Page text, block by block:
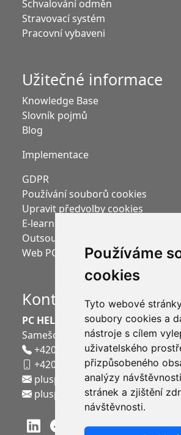
Používáme
cookies
Tyto webové
soubory cookies a
nástroje s cílem
uživatelského
přizpůsobeného
analýzy
stránek a zjištění
návštěvnosti.
Schvalování odměn
Stravovací systém
Pracovní vybaveni
Užitečné informace
Knowledge Base
Slovník pojmů
Blog
Implementace
GDPR
Používání souborů cookies
Upravit předvolby cookies
E-learning Moodle
Outsourcing mezd
Web PC HELP, a.s.
Kontakt
PC HELP, a.s.
Samešova 1144,674 01 Třebíč
+420 568 858 011
+420 721 320 480
plusportal.obchod@pchelp.cz
plusportal.podpora@pchelp.cz